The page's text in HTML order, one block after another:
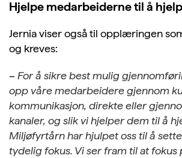
Hjelpe medarbeiderne til å
Jernia viser også til opplæringen
og kreves:
– For å sikre best mulig
opp våre medarbeidere gjennom
kommunikasjon, direkte eller
kanaler, og slik vi hjelper dem til å
Miljøfyrtårn har hjulpet oss til å
tydelig fokus. Vi ser fram til at